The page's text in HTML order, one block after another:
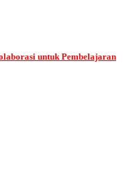
untuk Pembelajaran